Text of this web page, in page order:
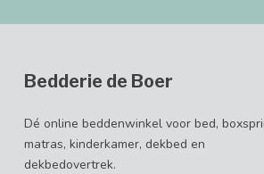
Bedderie de Boer
Dé online beddenwinkel voor bed,
matras, kinderkamer, dekbed en
dekbedovertrek.